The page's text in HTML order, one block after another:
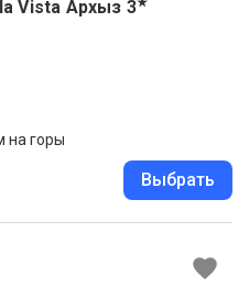
Vista Архыз 3
на горы
Выбрать